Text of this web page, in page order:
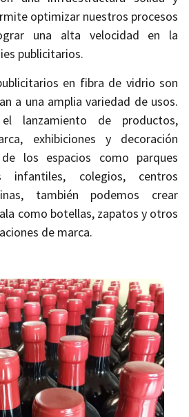
optimizar nuestros procesos
una alta velocidad en la
publicitarios.
en fibra de vidrio son
a una amplia variedad de usos.
lanzamiento de productos,
exhibiciones y decoración
los espacios como parques
infantiles, colegios, centros
también podemos crear
como botellas, zapatos y otros
de marca.